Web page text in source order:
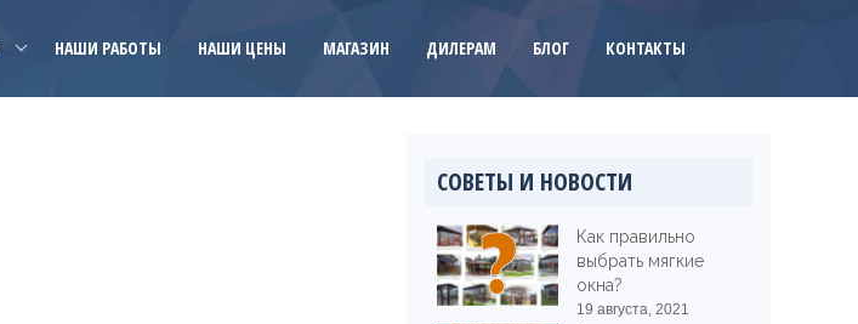
НАШИ РАБОТЫ НАШИ ЦЕНЫ МАГАЗИН ДИЛЕРАМ БЛОГ КОНТАКТЫ
СОВЕТЫ И НОВОСТИ
Как правильно
выбрать мягкие
окна?
19 августа, 2021